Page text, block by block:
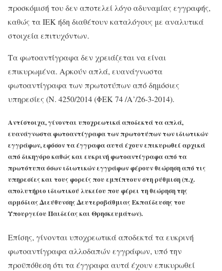
προσκόμισή του δεν αποτελεί λόγο αδυναμίας εγγραφής,
καθώς τα ΙΕΚ ήδη διαθέτουν καταλόγους με αναλυτικά
στοιχεία επιτυχόντων.
Tα φωτοαντίγραφα δεν χρειάζεται να είναι
επικυρωμένα. Αρκούν απλά, ευανάγνωστα
φωτοαντίγραφα των πρωτοτύπων από δημόσιες
υπηρεσίες (Ν. 4250/2014 (ΦΕΚ 74 /Α’/26-3-2014).
Αντίστοιχα, γίνονται υποχρεωτικά αποδεκτά τα απλά,
ευανάγνωστα φωτοαντίγραφα των πρωτοτύπων των ιδιωτικών
εγγράφων, εφόσον τα έγγραφα αυτά έχουν επικυρωθεί αρχικά
από δικηγόρο καθώς και ευκρινή φωτοαντίγραφα από τα
πρωτότυπα όσων ιδιωτικών εγγράφων φέρουν θεώρηση από τις
υπηρεσίες και τους φορείς που εμπίπτουν στη ρύθμιση (π.χ.
απολυτήριο ιδιωτικού λυκείου που φέρει τη θεώρηση της
αρμόδιας Διεύθυνσης Δευτεροβάθμιας Εκπαίδευσης του
Υπουργείου Παιδείας και Θρησκευμάτων).
Επίσης, γίνονται υποχρεωτικά αποδεκτά τα ευκρινή
φωτοαντίγραφα αλλοδαπών εγγράφων, υπό την
προϋπόθεση ότι τα έγγραφα αυτά έχουν επικυρωθεί